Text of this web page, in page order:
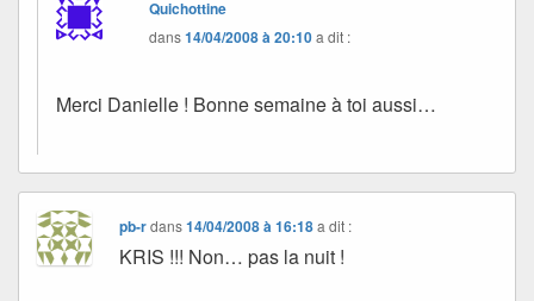
Quichottine
dans14/04/2008 à 20:10a dit :
Merci Danielle ! Bonne semaine à toi aussi…
pb-rdans14/04/2008 à 16:18 a dit :
KRIS !!! Non… pas la nuit !